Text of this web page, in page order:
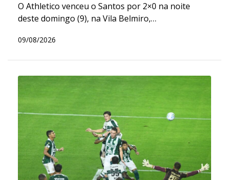
O Athletico venceu o Santos por 2×0 na noite
deste domingo (9), na Vila Belmiro,…
09/08/2026